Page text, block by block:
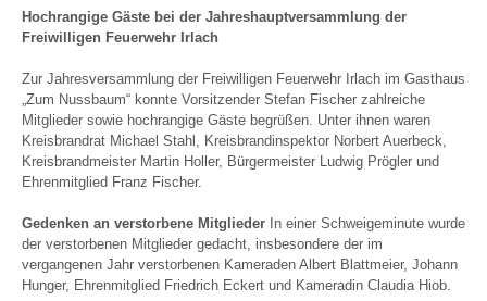
Hochrangige Gäste bei der Jahreshauptversammlung der
Freiwilligen Feuerwehr Irlach
Zur Jahresversammlung der Freiwilligen Feuerwehr Irlach im Gasthaus
„Zum Nussbaum“ konnte Vorsitzender Stefan Fischer zahlreiche
Mitglieder sowie hochrangige Gäste begrüßen. Unter ihnen waren
Kreisbrandrat Michael Stahl, Kreisbrandinspektor Norbert Auerbeck,
Kreisbrandmeister Martin Holler, Bürgermeister Ludwig Prögler und
Ehrenmitglied Franz Fischer.
Gedenken an verstorbene Mitglieder In einer Schweigeminute wurde
der verstorbenen Mitglieder gedacht, insbesondere der im
vergangenen Jahr verstorbenen Kameraden Albert Blattmeier, Johann
Hunger, Ehrenmitglied Friedrich Eckert und Kameradin Claudia Hiob.